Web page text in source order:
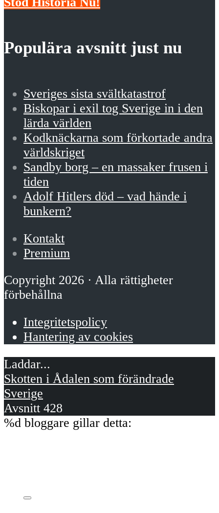
Populära avsnitt just nu
Sveriges sista svältkatastrof
Biskopar i exil tog Sverige in i den
lärda världen
Kodknäckarna som förkortade andra
världskriget
Sandby borg – en massaker frusen i
tiden
Adolf Hitlers död – vad hände i
bunkern?
Kontakt
Premium
Copyright 2026 · Alla rättigheter
förbehållna
Integritetspolicy
Hantering av cookies
Skotten i Ådalen som förändrade
Sverige
Avsnitt 428
%d bloggare gillar detta: